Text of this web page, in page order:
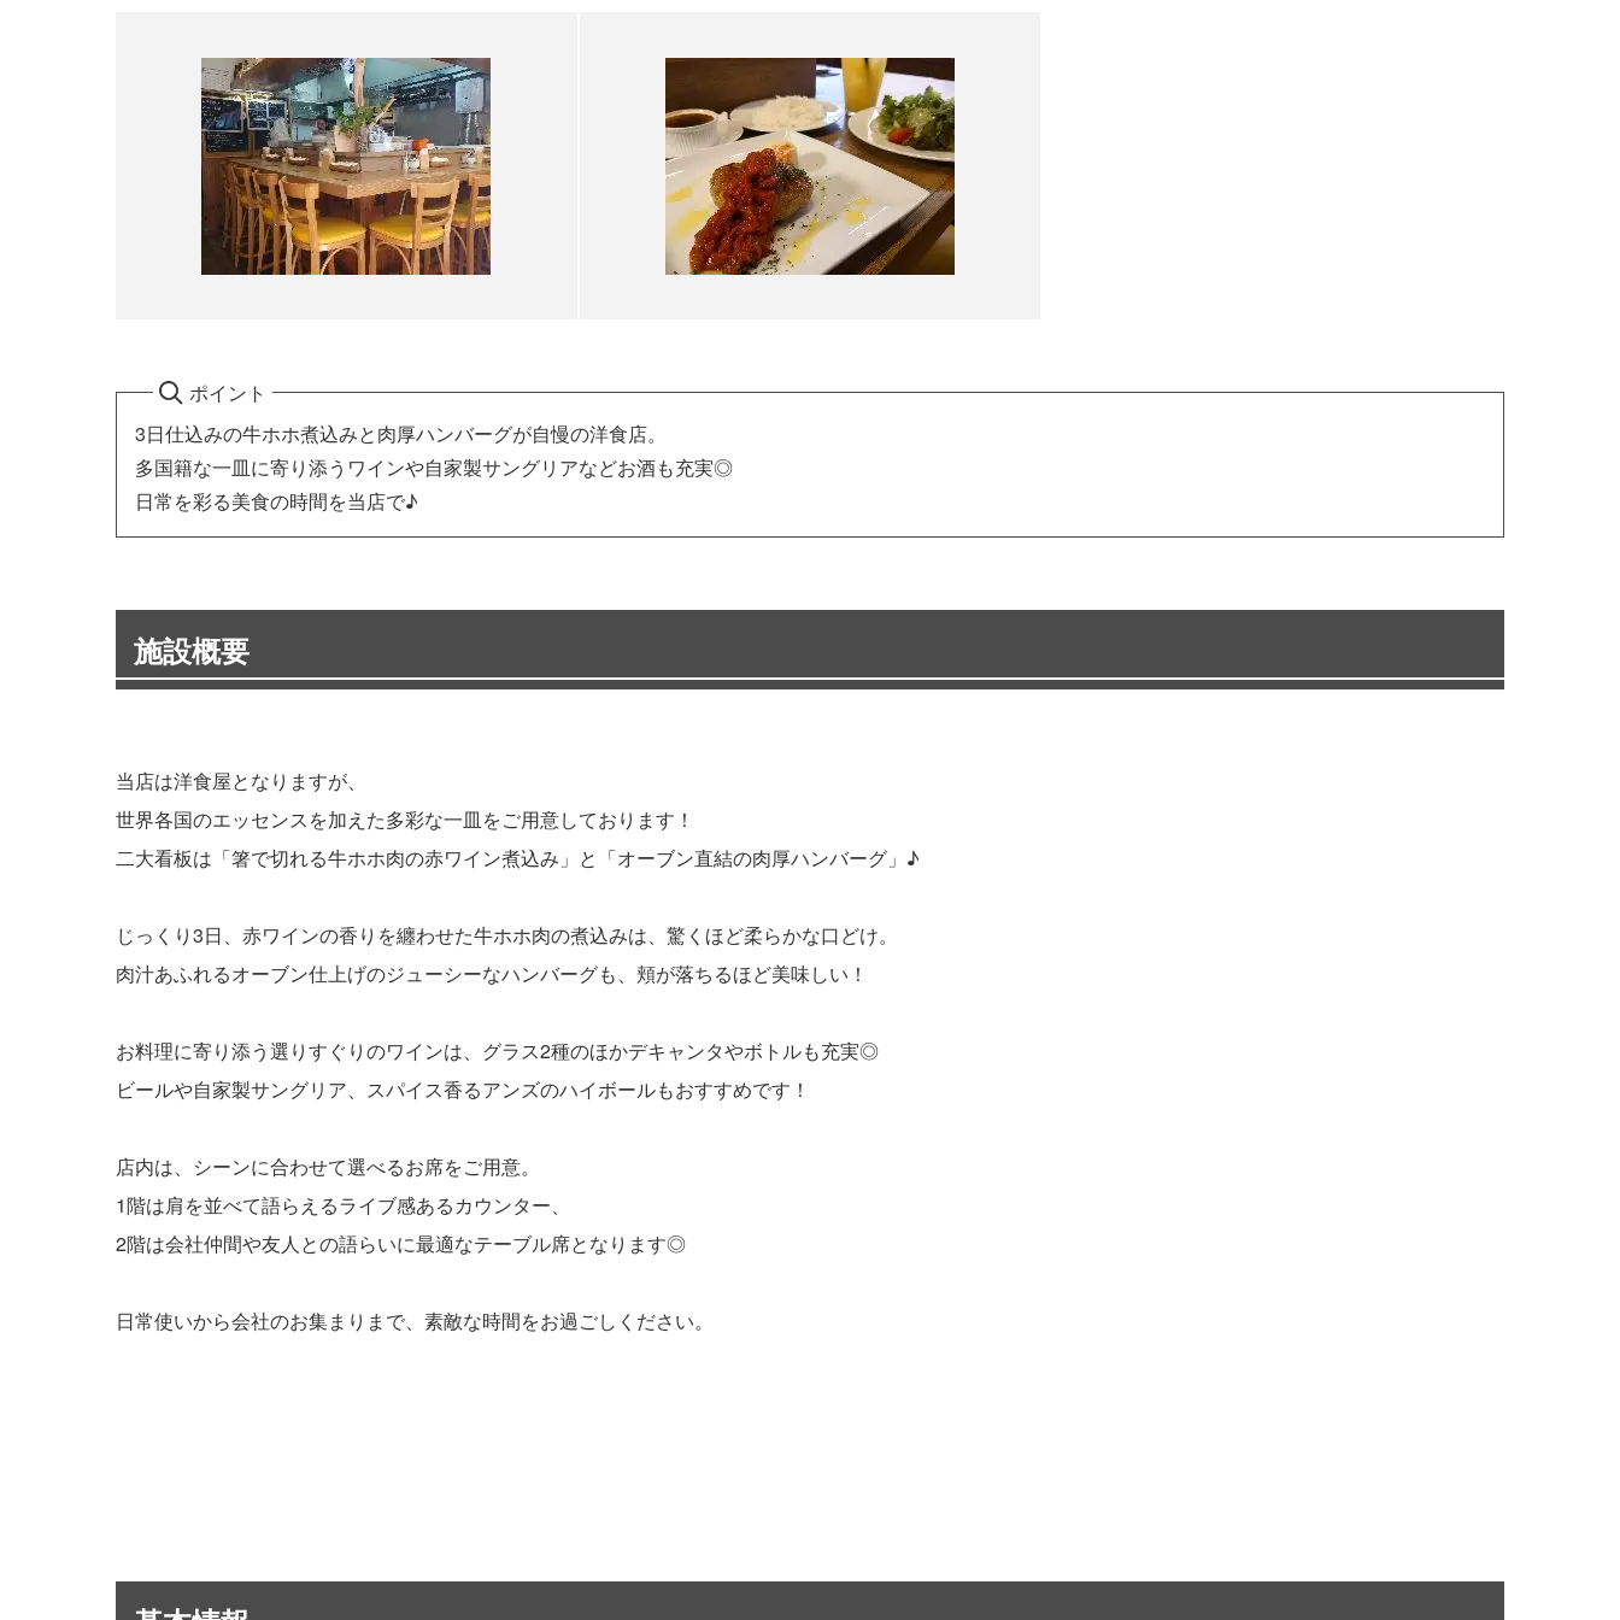
ポイント
3日仕込みの牛ホホ煮込みと肉厚ハンバーグが自慢の洋食店。
多国籍な一皿に寄り添うワインや自家製サングリアなどお酒も充実◎
日常を彩る美食の時間を当店で♪
施設概要
当店は洋食屋となりますが、
世界各国のエッセンスを加えた多彩な一皿をご用意しております！
二大看板は「箸で切れる牛ホホ肉の赤ワイン煮込み」と「オーブン直結の肉厚ハンバーグ」♪
じっくり3日、赤ワインの香りを纏わせた牛ホホ肉の煮込みは、驚くほど柔らかな口どけ。
肉汁あふれるオーブン仕上げのジューシーなハンバーグも、頬が落ちるほど美味しい！
お料理に寄り添う選りすぐりのワインは、グラス2種のほかデキャンタやボトルも充実◎
ビールや自家製サングリア、スパイス香るアンズのハイボールもおすすめです！
店内は、シーンに合わせて選べるお席をご用意。
1階は肩を並べて語らえるライブ感あるカウンター、
2階は会社仲間や友人との語らいに最適なテーブル席となります◎
日常使いから会社のお集まりまで、素敵な時間をお過ごしください。